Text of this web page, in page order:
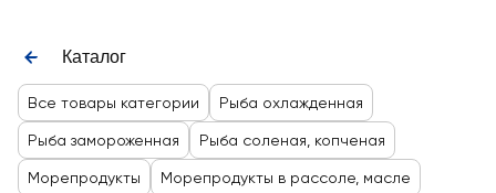
Каталог
Все товары категории Рыба охлажденная
Рыба замороженная Рыба соленая, копченая
Морепродукты Морепродукты в рассоле, масле